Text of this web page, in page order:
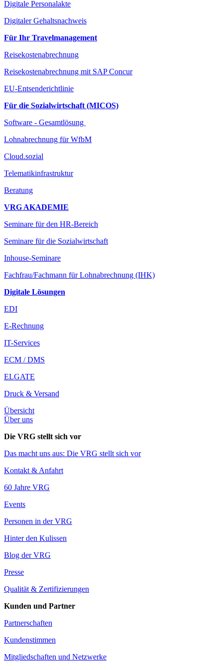
Digitale Personalakte
Digitaler Gehaltsnachweis
Für Ihr Travelmanagement
Reisekostenabrechnung
Reisekostenabrechnung mit SAP Concur
EU-Entsenderichtlinie
Für die Sozialwirtschaft (MICOS)
Software - Gesamtlösung
Lohnabrechnung für WfbM
Cloud.sozial
Telematikinfrastruktur
Beratung
VRG AKADEMIE
Seminare für den HR-Bereich
Seminare für die Sozialwirtschaft
Inhouse-Seminare
Fachfrau/Fachmann für Lohnabrechnung (IHK)
Digitale Lösungen
EDI
E-Rechnung
IT-Services
ECM / DMS
ELGATE
Druck & Versand
Übersicht
Über uns
Die VRG stellt sich vor
Das macht uns aus: Die VRG stellt sich vor
Kontakt & Anfahrt
60 Jahre VRG
Events
Personen in der VRG
Hinter den Kulissen
Blog der VRG
Presse
Qualität & Zertifizierungen
Kunden und Partner
Partnerschaften
Kundenstimmen
Mitgliedschaften und Netzwerke